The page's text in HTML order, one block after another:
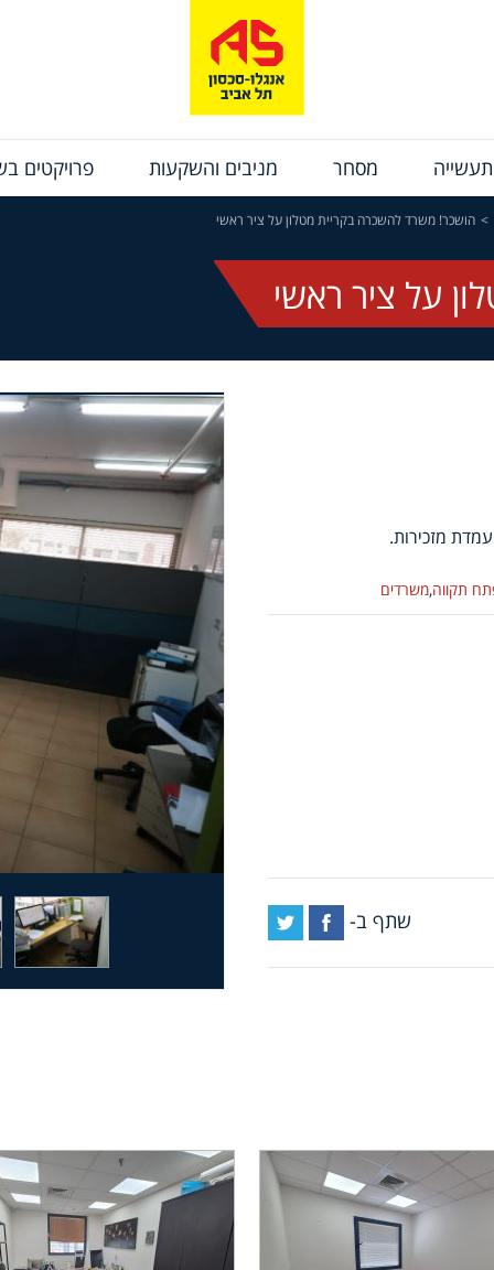
תעשייה מסחר מניבים והשקעות פרויקטים
הושכר! משרד להשכרה בקריית מטלון על ציר ראשי
על ציר ראשי
תקווה,משרדים
שתף ב-